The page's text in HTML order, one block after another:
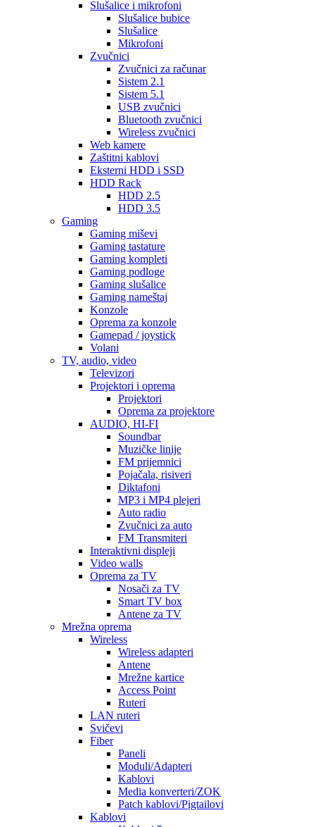
Slušalice i mikrofoni
Slušalice bubice
Slušalice
Mikrofoni
Zvučnici
Zvučnici za računar
Sistem 2.1
Sistem 5.1
USB zvučnici
Bluetooth zvučnici
Wireless zvučnici
Web kamere
Zaštitni kablovi
Eksterni HDD i SSD
HDD Rack
HDD 2.5
HDD 3.5
Gaming
Gaming miševi
Gaming tastature
Gaming kompleti
Gaming podloge
Gaming slušalice
Gaming nameštaj
Konzole
Oprema za konzole
Gamepad / joystick
Volani
TV, audio, video
Televizori
Projektori i oprema
Projektori
Oprema za projektore
AUDIO, HI-FI
Soundbar
Muzičke linije
FM prijemnici
Pojačala, risiveri
Diktafoni
MP3 i MP4 plejeri
Auto radio
Zvučnici za auto
FM Transmiteri
Interaktivni displeji
Video walls
Oprema za TV
Nosači za TV
Smart TV box
Antene za TV
Mrežna oprema
Wireless
Wireless adapteri
Antene
Mrežne kartice
Access Point
Ruteri
LAN ruteri
Svičevi
Fiber
Paneli
Moduli/Adapteri
Kablovi
Media konverteri/ZOK
Patch kablovi/Pigtailovi
Kablovi